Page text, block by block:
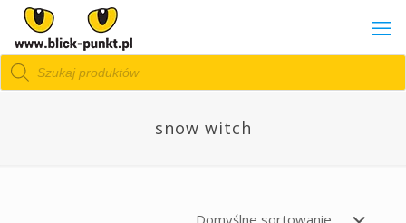
Wyszukiwarka
produktów
snow witch